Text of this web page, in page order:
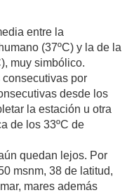
entre la
(37ºC) y la de la
muy simbólico.
por
desde los
la estación u otra
de los 33ºC de
quedan lejos. Por
msnm, 38 de latitud,
mares además